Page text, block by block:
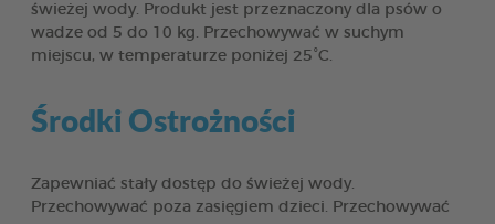
świeżej wody. Produkt jest przeznaczony dla psów o
wadze od 5 do 10 kg. Przechowywać w suchym
miejscu, w temperaturze poniżej 25°C.
Środki Ostrożności
Zapewniać stały dostęp do świeżej wody.
Przechowywać poza zasięgiem dzieci. Przechowywać